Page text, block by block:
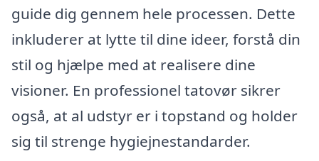
guide dig gennem hele processen. Dette
inkluderer at lytte til dine ideer, forstå din
stil og hjælpe med at realisere dine
visioner. En professionel tatovør sikrer
også, at al udstyr er i topstand og holder
sig til strenge hygiejnestandarder.